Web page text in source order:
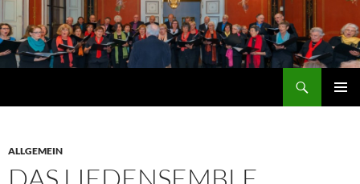
Inhalt
springen
ALLGEMEIN